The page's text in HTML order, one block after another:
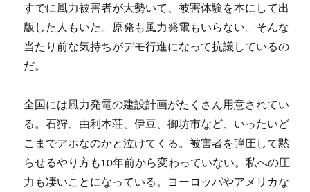
すでに風力被害者が大勢いて、被害体験を本にして出
版した人もいた。原発も風力発電もいらない。そんな
当たり前な気持ちがデモ行進になって抗議しているの
だ。
全国には風力発電の建設計画がたくさん用意されてい
る。石狩、由利本荘、伊豆、御坊市など、いったいど
こまでアホなのかと泣けてくる。被害者を弾圧して黙
らせるやり方も10年前から変わっていない。私への圧
力も凄いことになっている。ヨーロッパやアメリカな